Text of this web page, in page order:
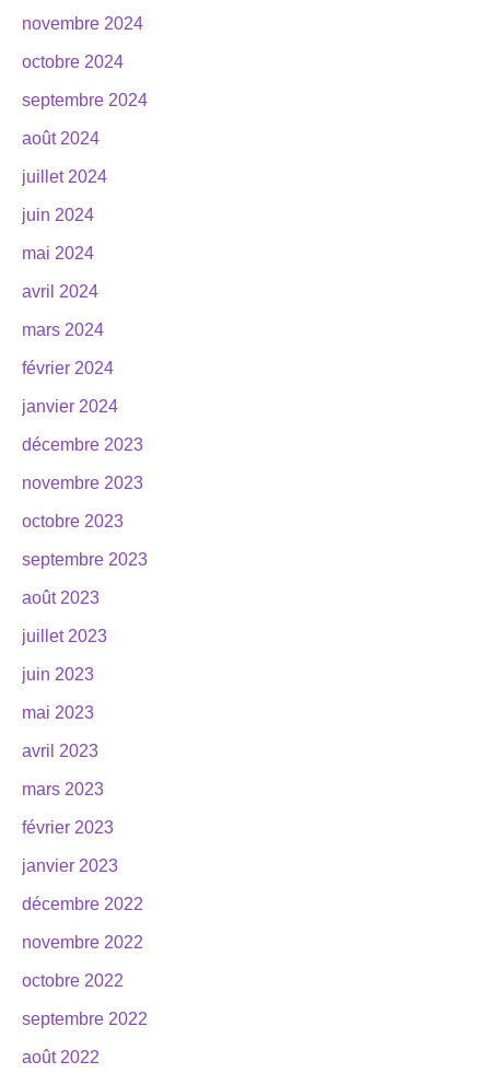
novembre 2024
octobre 2024
septembre 2024
août 2024
juillet 2024
juin 2024
mai 2024
avril 2024
mars 2024
février 2024
janvier 2024
décembre 2023
novembre 2023
octobre 2023
septembre 2023
août 2023
juillet 2023
juin 2023
mai 2023
avril 2023
mars 2023
février 2023
janvier 2023
décembre 2022
novembre 2022
octobre 2022
septembre 2022
août 2022